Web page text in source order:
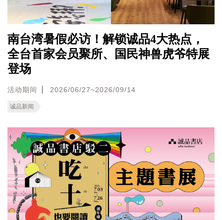
南台湾暑假必访！解锁诚品4大热点，
全台首家会员聚所、国民神兽虎爷特展
登场
活动期间 2026/06/27~2026/09/14
诚品新闻